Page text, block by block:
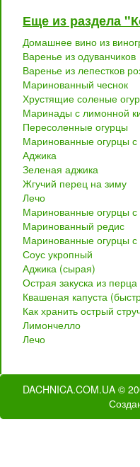
Еще из раздела
Домашнее вино из
Варенье из одуванчиков
Варенье из лепестков
Маринованный чеснок
Хрустящие соленые
Маринады с лимонной
Пересоленные огурцы
Маринованные огурцы с
Аджика
Зеленая аджика
Жгучий перец на зиму
Лечо
Маринованные огурцы
Маринованный редис
Маринованные огурцы
Соус укропный
Аджика (сырая)
Острая закуска из
Квашеная капуста
Как хранить острый
Лимончелло
Лечо
DACHNICA.COM.UA ©